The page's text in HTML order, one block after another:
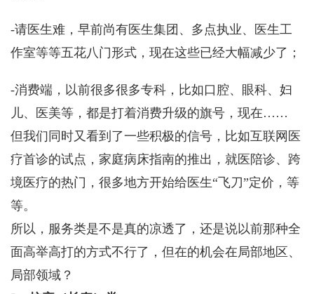
-请医生难，早前尚有医生集团、多点执业、医生工
作室等等五花八门形式，现在这些已经大幅减少了；
-消费端，以前很多很多专科，比如口腔、眼科、妇
儿、医美等，都是打着消费升级的旗号，现在……
但我们同时又看到了一些积极的信号，比如互联网医
疗首诊的试点，家庭病床指南的推出，就医陪诊、跨
境医疗的热门，很多地方开始给医生“飞刀”定价，等
等。
所以，服务类是不是真的凉透了，还是说以前那种全
面高举高打的方式不行了，但在的机会在局部地区、
局部领域？